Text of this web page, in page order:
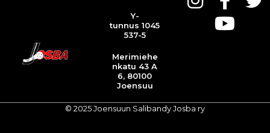
Y-
tunnus 1045
537-5
Merimiehe
nkatu 43 A
6, 80100
Joensuu
© 2025 Joensuun Salibandy Josba ry